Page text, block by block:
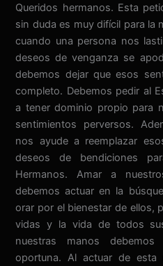
Queridos hermanos. Esta
sin duda es muy difícil para la
cuando una persona nos
deseos de venganza se
debemos dejar que esos
completo. Debemos pedir al
a tener dominio propio para
sentimientos perversos.
nos ayude a reemplazar
deseos de bendiciones
Hermanos. Amar a
debemos actuar en la
orar por el bienestar de ellos,
vidas y la vida de todos
nuestras manos debemos
oportuna. Al actuar de esta